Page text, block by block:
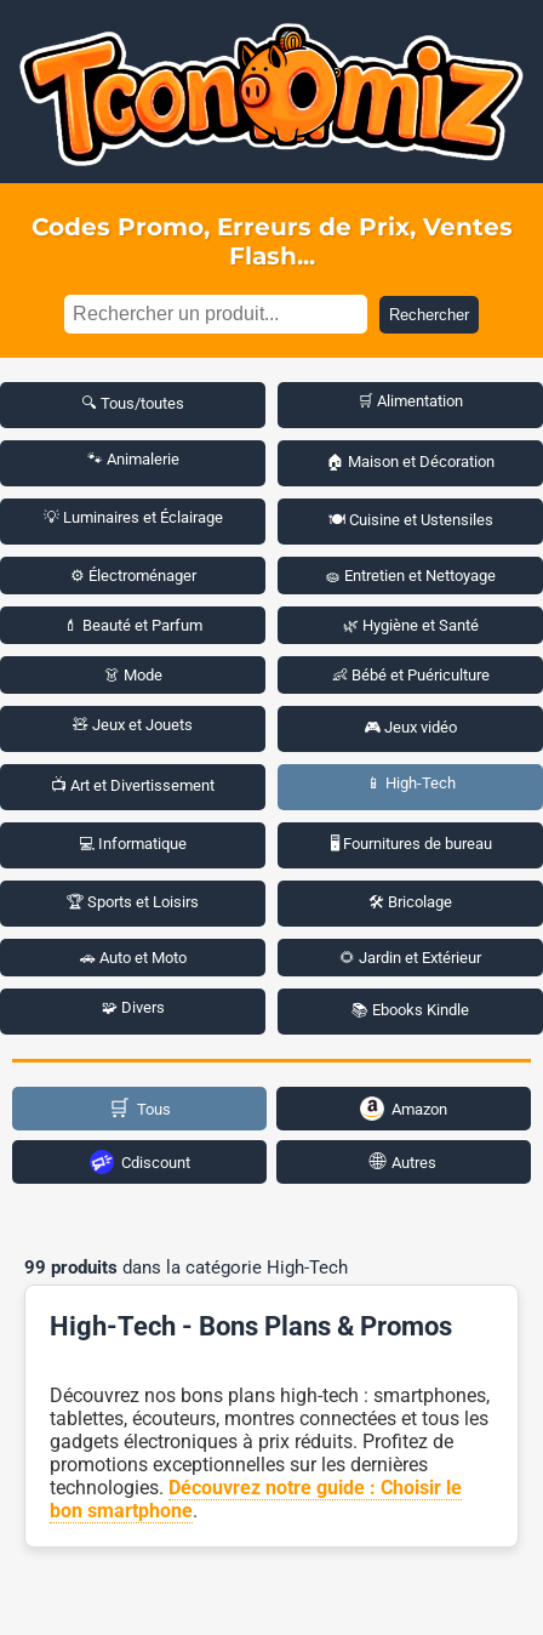
Codes Promo, Erreurs de Prix, Ventes
Flash...
Rechercher
🔍 Tous/toutes 🛒 Alimentation
🐾 Animalerie 🏠 Maison et Décoration
💡 Luminaires et Éclairage 🍽️ Cuisine et Ustensiles
⚙️ Électroménager 🧽 Entretien et Nettoyage
💄 Beauté et Parfum 🌿 Hygiène et Santé
👗 Mode 👶 Bébé et Puériculture
🧸 Jeux et Jouets 🎮 Jeux vidéo
📺 Art et Divertissement 📱 High-Tech
💻 Informatique 🖥️ Fournitures de bureau
🏆 Sports et Loisirs 🛠️ Bricolage
🚗 Auto et Moto 🌻 Jardin et Extérieur
🧩 Divers 📚 Ebooks Kindle
🛒 Tous Amazon
Cdiscount 🌐 Autres
99 produits dans la catégorie High-Tech
High-Tech - Bons Plans & Promos
Découvrez nos bons plans high-tech : smartphones,
tablettes, écouteurs, montres connectées et tous les
gadgets électroniques à prix réduits. Profitez de
promotions exceptionnelles sur les dernières
technologies. Découvrez notre guide : Choisir le
bon smartphone.